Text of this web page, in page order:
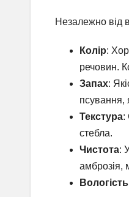
Незалежно від
Колір:
речовин.
Запах:
псування,
Текстура:
стебла.
Чистота:
амброзія,
Вологість